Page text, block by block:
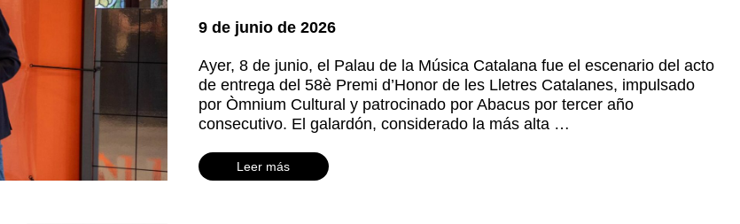
9 de junio de 2026
Ayer, 8 de junio, el Palau de la Música Catalana fue el escenario del acto
de entrega del 58è Premi d’Honor de les Lletres Catalanes, impulsado
por Òmnium Cultural y patrocinado por Abacus por tercer año
consecutivo. El galardón, considerado la más alta …
Leer más